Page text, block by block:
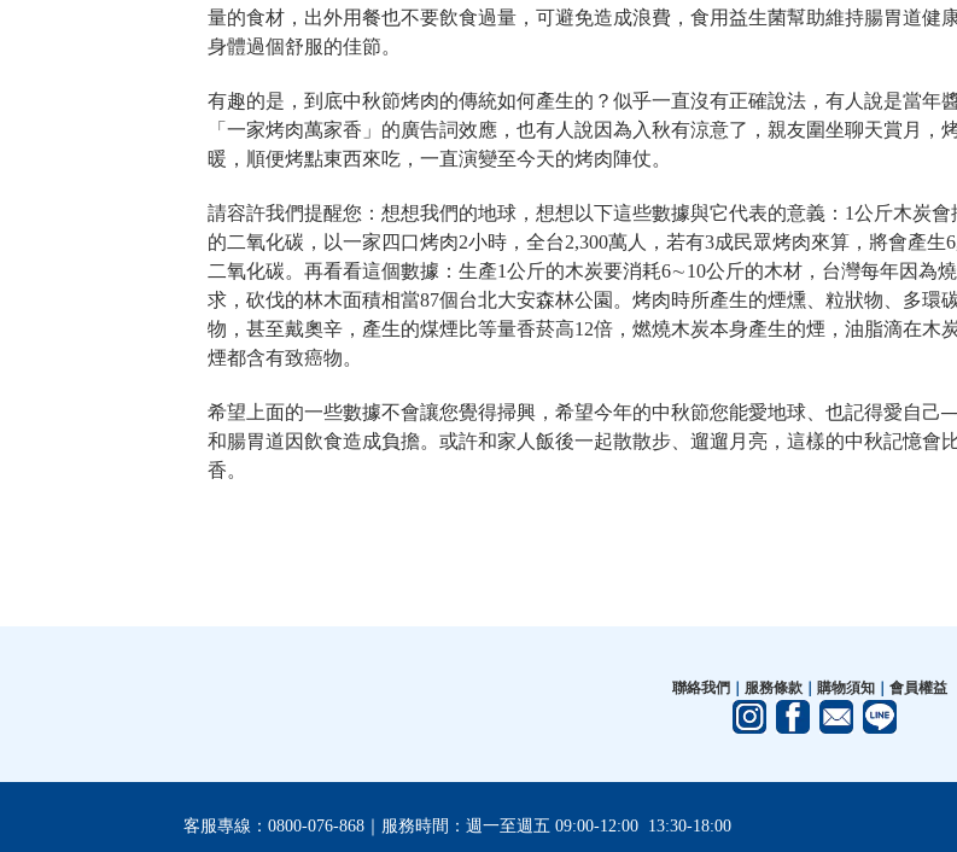
量的食材，出外用餐也不要飲食過量，可避免造成浪費，食用益生菌幫助維持腸胃道健
身體過個舒服的佳節。
有趣的是，到底中秋節烤肉的傳統如何產生的？似乎一直沒有正確說法，有人說是當年
「一家烤肉萬家香」的廣告詞效應，也有人說因為入秋有涼意了，親友圍坐聊天賞月，
暖，順便烤點東西來吃，一直演變至今天的烤肉陣仗。
請容許我們提醒您：想想我們的地球，想想以下這些數據與它代表的意義：1公斤木炭會
的二氧化碳，以一家四口烤肉2小時，全台2,300萬人，若有3成民眾烤肉來算，將會產生
二氧化碳。再看看這個數據：生產1公斤的木炭要消耗6∼10公斤的木材，台灣每年因為
求，砍伐的林木面積相當87個台北大安森林公園。烤肉時所產生的煙燻、粒狀物、多環
物，甚至戴奧辛，產生的煤煙比等量香菸高12倍，燃燒木炭本身產生的煙，油脂滴在木
煙都含有致癌物。
希望上面的一些數據不會讓您覺得掃興，希望今年的中秋節您能愛地球、也記得愛自己
和腸胃道因飲食造成負擔。或許和家人飯後一起散散步、遛遛月亮，這樣的中秋記憶會
香。
聯絡我們｜ 服務條款｜ 購物須知｜ 會員權益
客服專線：0800-076-868｜服務時間：週一至週五 09:00-12:00 13:30-18:00